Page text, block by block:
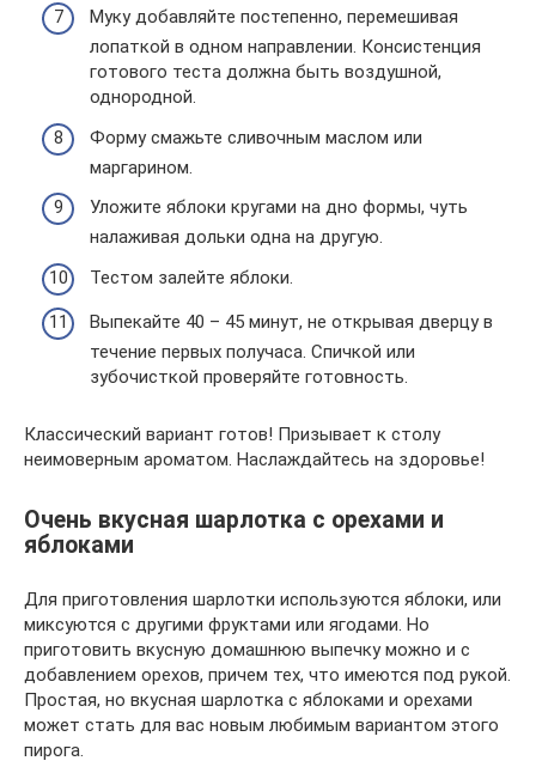
Муку добавляйте постепенно, перемешивая
лопаткой в одном направлении. Консистенция
готового теста должна быть воздушной,
однородной.
Форму смажьте сливочным маслом или
маргарином.
Уложите яблоки кругами на дно формы, чуть
налаживая дольки одна на другую.
Тестом залейте яблоки.
Выпекайте 40 – 45 минут, не открывая дверцу в
течение первых получаса. Спичкой или
зубочисткой проверяйте готовность.
Классический вариант готов! Призывает к столу
неимоверным ароматом. Наслаждайтесь на здоровье!
Очень вкусная шарлотка с орехами и
яблоками
Для приготовления шарлотки используются яблоки, или
миксуются с другими фруктами или ягодами. Но
приготовить вкусную домашнюю выпечку можно и с
добавлением орехов, причем тех, что имеются под рукой.
Простая, но вкусная шарлотка с яблоками и орехами
может стать для вас новым любимым вариантом этого
пирога.